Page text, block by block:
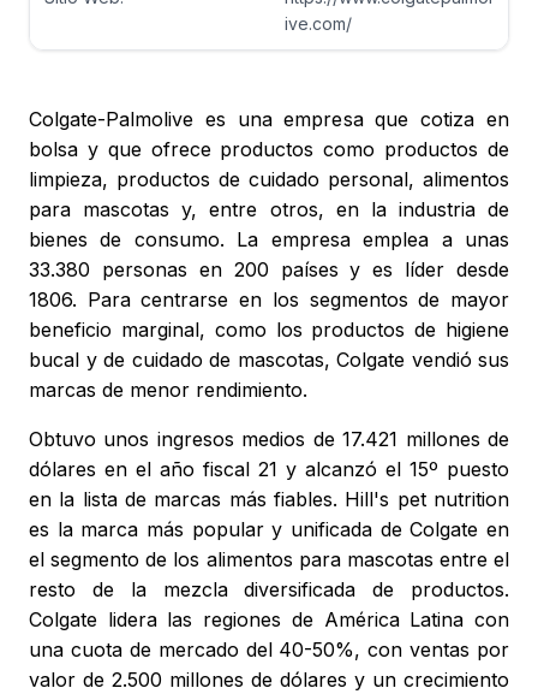
ive.com/
Colgate-Palmolive es una empresa que cotiza en
bolsa y que ofrece productos como productos de
limpieza, productos de cuidado personal, alimentos
para mascotas y, entre otros, en la industria de
bienes de consumo. La empresa emplea a unas
33.380 personas en 200 países y es líder desde
1806. Para centrarse en los segmentos de mayor
beneficio marginal, como los productos de higiene
bucal y de cuidado de mascotas, Colgate vendió sus
marcas de menor rendimiento.
Obtuvo unos ingresos medios de 17.421 millones de
dólares en el año fiscal 21 y alcanzó el 15º puesto
en la lista de marcas más fiables. Hill's pet nutrition
es la marca más popular y unificada de Colgate en
el segmento de los alimentos para mascotas entre el
resto de la mezcla diversificada de productos.
Colgate lidera las regiones de América Latina con
una cuota de mercado del 40-50%, con ventas por
valor de 2.500 millones de dólares y un crecimiento